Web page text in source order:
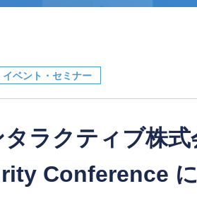
イベント・セミナー
タラクティブ株
Conference に